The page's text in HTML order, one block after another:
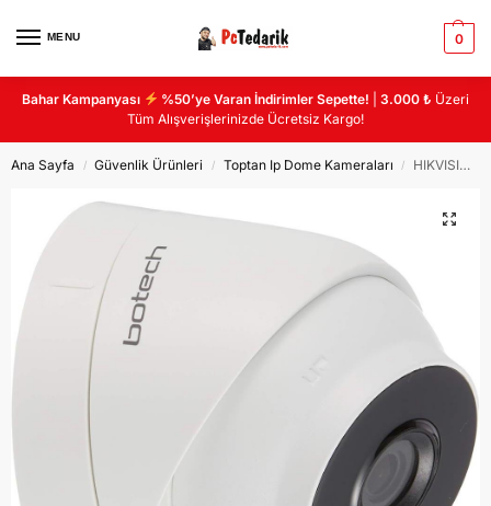
MENU 0
Bahar Kampanyası %50’ye Varan İndirimler Sepette! |3.000 ₺ Üzeri
Tüm Alışverişlerinizde Ücretsiz Kargo!
Ana Sayfa / Güvenlik Ürünleri / Toptan Ip Dome Kameraları / HIKVISION (BOTECH) BT-IP133 3MP IP 2.8MM IP 30M IR POE IK10 IP67 DOME KAMERA